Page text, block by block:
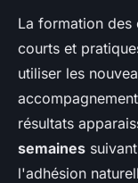
La formation des
courts et
utiliser les
résultats
semaines
l'adhésion